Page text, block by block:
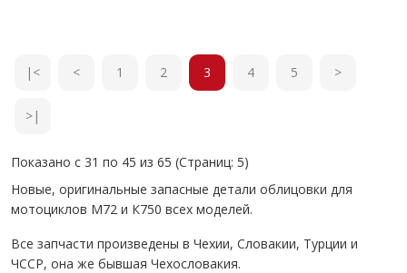
|< < 1 2 3 4 5 >
>|
Показано с 31 по 45 из 65 (Страниц: 5)
Новые, оригинальные запасные детали облицовки для
мотоциклов М72 и К750 всех моделей.
Все запчасти произведены в Чехии, Словакии, Турции и
ЧССР, она же бывшая Чехословакия.